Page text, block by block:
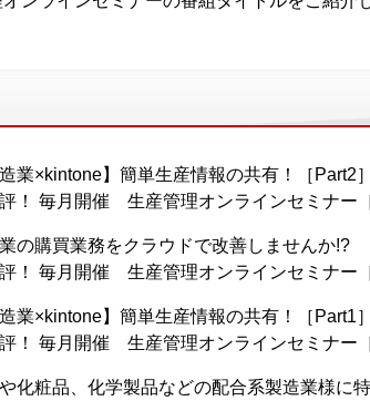
造業×kintone】簡単生産情報の共有！［Part2
！ 毎月開催 生産管理オンラインセミナー
の購買業務をクラウドで改善しませんか!?
！ 毎月開催 生産管理オンラインセミナー
造業×kintone】簡単生産情報の共有！［Part1
！ 毎月開催 生産管理オンラインセミナー
化粧品、化学製品などの配合系製造業様に